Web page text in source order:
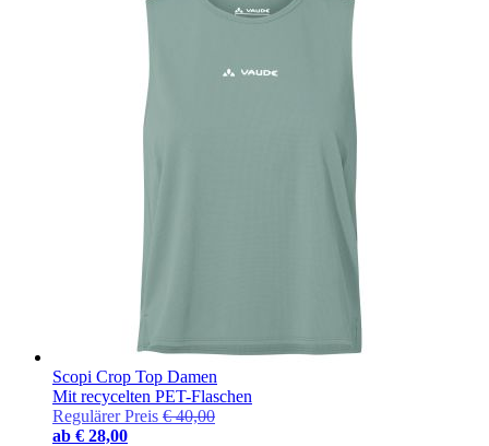
Scopi Crop Top Damen
Mit recycelten PET-Flaschen
Regulärer Preis € 40,00
ab € 28,00